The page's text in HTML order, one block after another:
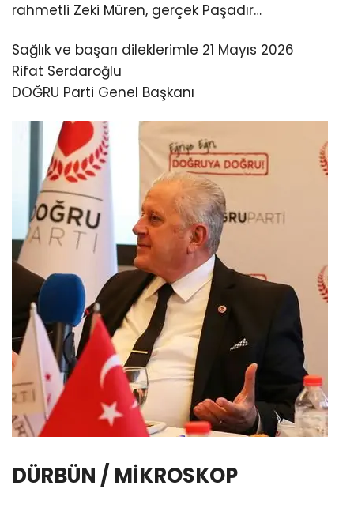
rahmetli Zeki Müren, gerçek Paşadır…
Sağlık ve başarı dileklerimle 21 Mayıs 2026
Rifat Serdaroğlu
DOĞRU Parti Genel Başkanı
DÜRBÜN / MİKROSKOP